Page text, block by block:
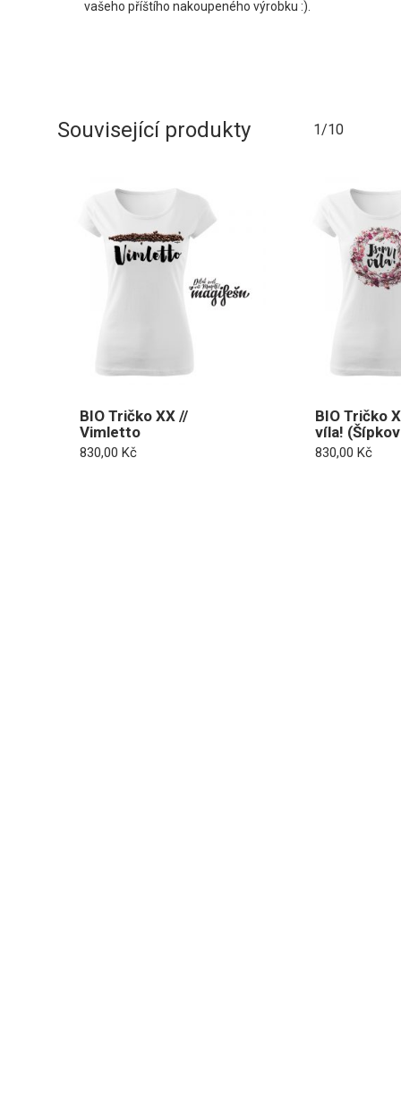
vašeho příštího nakoupeného výrobku :).
Související produkty 1/10
BIO Tričko XX //
Vimletto
830,00 Kč
BIO Tričko
víla!
830,00 Kč